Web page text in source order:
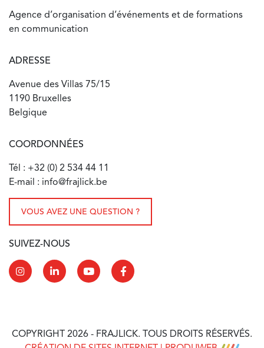
Agence d’organisation d’événements et de formations
en communication
ADRESSE
Avenue des Villas 75/15
1190 Bruxelles
Belgique
COORDONNÉES
Tél : +32 (0) 2 534 44 11
E-mail : info@frajlick.be
VOUS AVEZ UNE QUESTION ?
SUIVEZ-NOUS
COPYRIGHT 2026 - FRAJLICK. TOUS DROITS RÉSERVÉS.